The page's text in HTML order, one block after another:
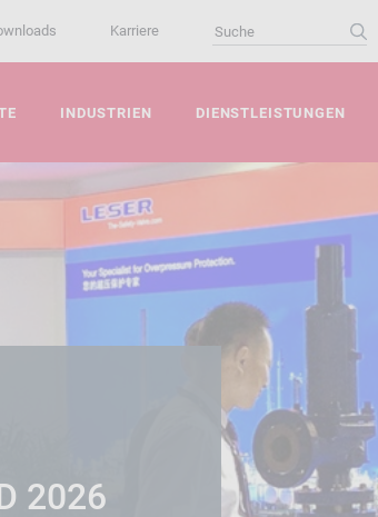
Karriere
INDUSTRIEN DIENSTLEISTUNGEN
2026